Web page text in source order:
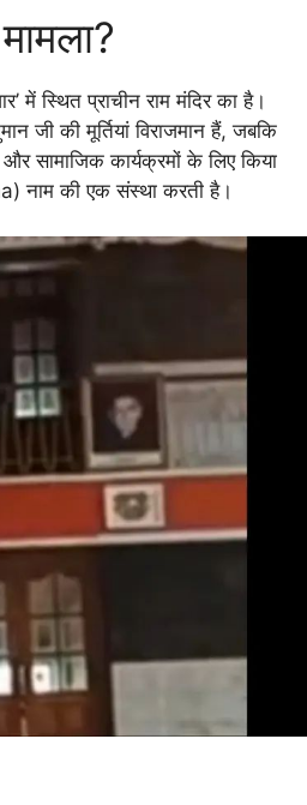
में स्थित प्राचीन राम मंदिर का है।
जी की मूर्तियां विराजमान हैं, जबकि
सामाजिक कार्यक्रमों के लिए किया
नाम की एक संस्था करती है।